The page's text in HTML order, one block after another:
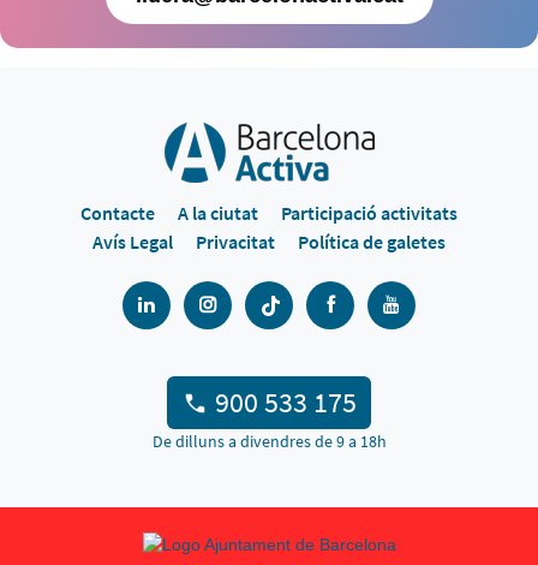
Contacte A la ciutat
Participació activitats
Avís Legal
Privacitat Política de galetes
900 533 175
De dilluns a divendres de 9 a 18h